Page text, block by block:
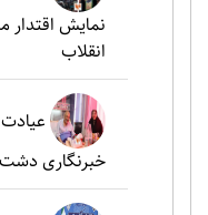
نمایش اقتدار
انقلاب
خبرنگاری دشت